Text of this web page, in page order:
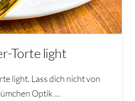
Torte light
light. Lass dich nicht von
Optik …